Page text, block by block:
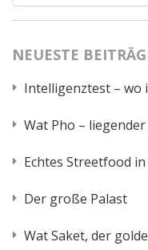
nach:
NEUESTE
Intelligenztest – wo
Wat Pho –
Echtes Streetfood
Der große Palast
Wat Saket, der